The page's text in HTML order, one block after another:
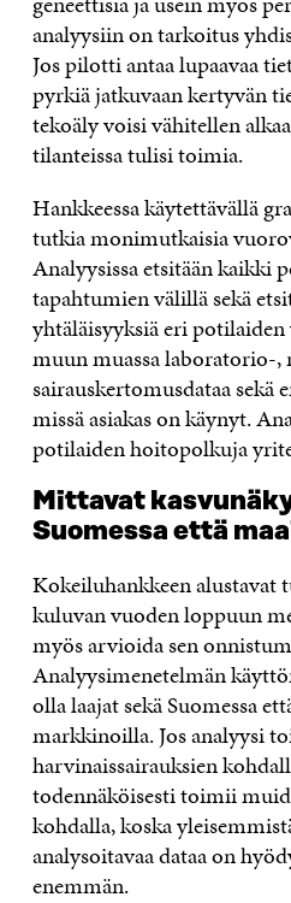
analyysiin on tarkoitus
Jos pilotti antaa lupaavaa
pyrkiä jatkuvaan kertyvän
tekoäly voisi vähitellen
tilanteissa tulisi toimia.
Hankkeessa käytettävällä
tutkia monimutkaisia
Analyysissa etsitään kaikki
tapahtumien välillä sekä
yhtäläisyyksiä eri
muun muassa laboratorio-
sairauskertomusdataa sekä
missä asiakas on käynyt.
potilaiden hoitopolkuja
Mittavat
Suomessa että
Kokeiluhankkeen alustavat
kuluvan vuoden loppuun
myös arvioida sen
Analyysimenetelmän
olla laajat sekä Suomessa
markkinoilla. Jos analyysi
harvinaissairauksien
todennäköisesti toimii
kohdalla, koska
analysoitavaa dataa on
enemmän.